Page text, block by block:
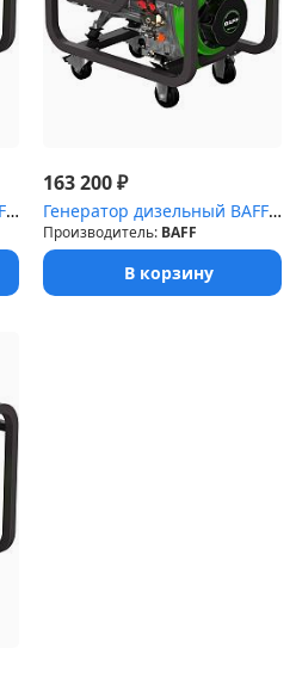
Генератор дизельный BAFF DG 6000 EC
163 200₽
Генератор дизельный BAFF DG 7000 EC
Производитель: BAFF
В корзину